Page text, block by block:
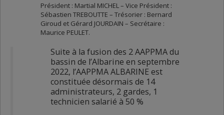
Président : Martial MICHEL – Vice Président :
Sébastien TREBOUTTE – Trésorier : Bernard
Giroud et Gérard JOURDAIN – Secrétaire :
Maurice PEULET.
Suite à la fusion des 2 AAPPMA du
bassin de l’Albarine en septembre
2022, l’AAPPMA ALBARINE est
constituée désormais de 14
administrateurs, 2 gardes, 1
technicien salarié à 50 %